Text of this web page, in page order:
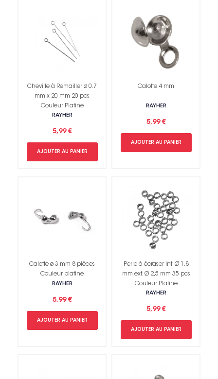
Cheville à Remailler ø 0.7
mm x 20 mm 20 pcs
Couleur Platine
RAYHER
5,99 €
AJOUTER AU PANIER
Calotte 4 mm
RAYHER
5,99 €
AJOUTER AU PANIER
Calotte ø 3 mm 8 pièces
Couleur platine
RAYHER
5,99 €
AJOUTER AU PANIER
Perle à écraser int. Ø 1,8
mm ext. Ø 2,5 mm 35 pcs
Couleur Platine
RAYHER
5,99 €
AJOUTER AU PANIER